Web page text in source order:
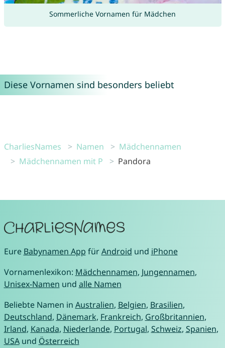
Sommerliche Vornamen für Mädchen
Diese Vornamen sind besonders beliebt
CharliesNames Namen
Mädchennamen
Mädchennamen mit P
Pandora
Eure Babynamen App fürAndroid und iPhone
Vornamenlexikon: Mädchennamen, Jungennamen,
Unisex-Namen und alle Namen
Beliebte Namen in Australien, Belgien, Brasilien,
Deutschland, Dänemark, Frankreich, Großbritannien,
Irland, Kanada, Niederlande, Portugal, Schweiz, Spanien,
USAund Österreich